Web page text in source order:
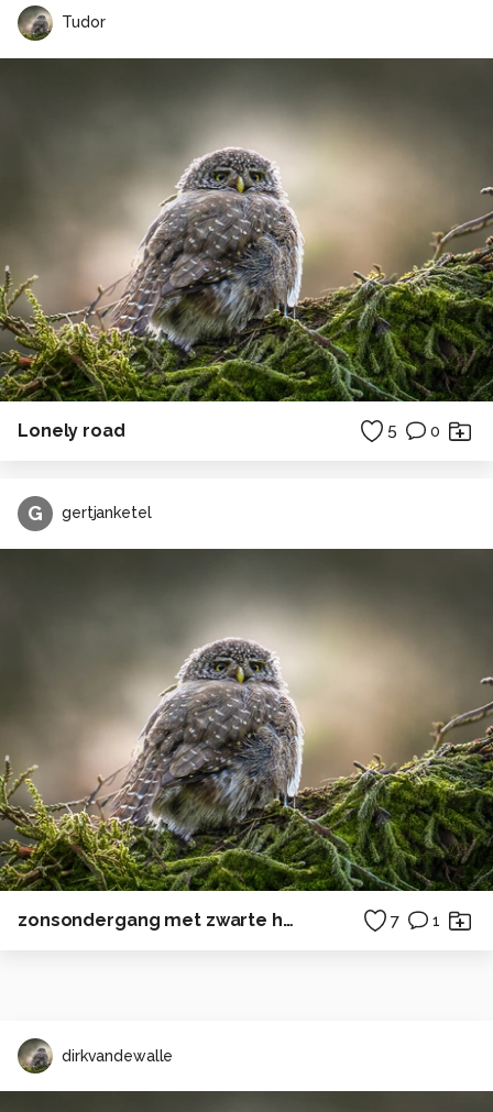
Tudor
Lonely road 5 0
G gertjanketel
zonsondergang met zwarte heidelibel 7 1
dirkvandewalle